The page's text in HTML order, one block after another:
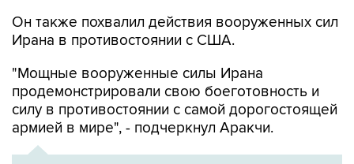
Он также похвалил действия вооруженных сил
Ирана в противостоянии с США.
"Мощные вооруженные силы Ирана
продемонстрировали свою боеготовность и
силу в противостоянии с самой дорогостоящей
армией в мире", - подчеркнул Аракчи.